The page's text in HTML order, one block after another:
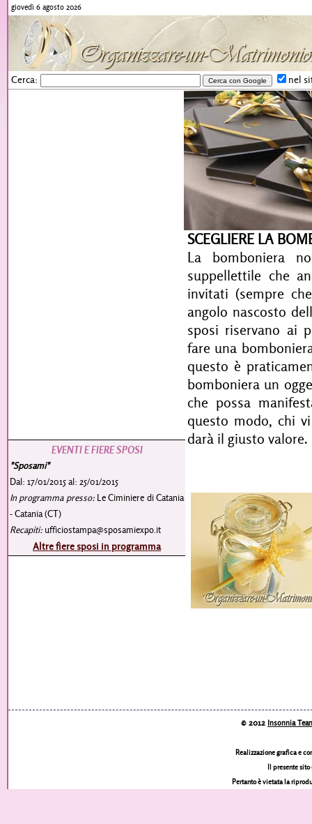
giovedì 6 agosto 2026
Cerca: nel
SCEGLIERE LA
La bomboniera
suppellettile che
invitati (sempre
angolo nascosto
sposi riservano ai
fare una
questo è
bomboniera un
che possa
questo modo, chi
darà il giusto valore.
EVENTI E FIERE SPOSI
"Sposami"
Dal: 17/01/2015 al: 25/01/2015
In programma presso:Le Ciminiere di Catania
- Catania (CT)
Recapiti: ufficiostampa@sposamiexpo.it
Altre fiere sposi in programma
© 2012 Insonnia
Realizzazione grafica e
Il presente
Pertanto è vietata la